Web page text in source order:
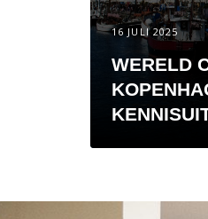
16 JULI 2025
WERELD